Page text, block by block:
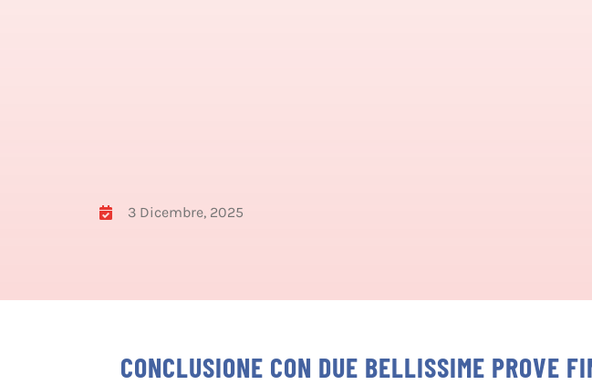
3 Dicembre, 2025
CONCLUSIONE CON DUE BELLISSIME PROVE